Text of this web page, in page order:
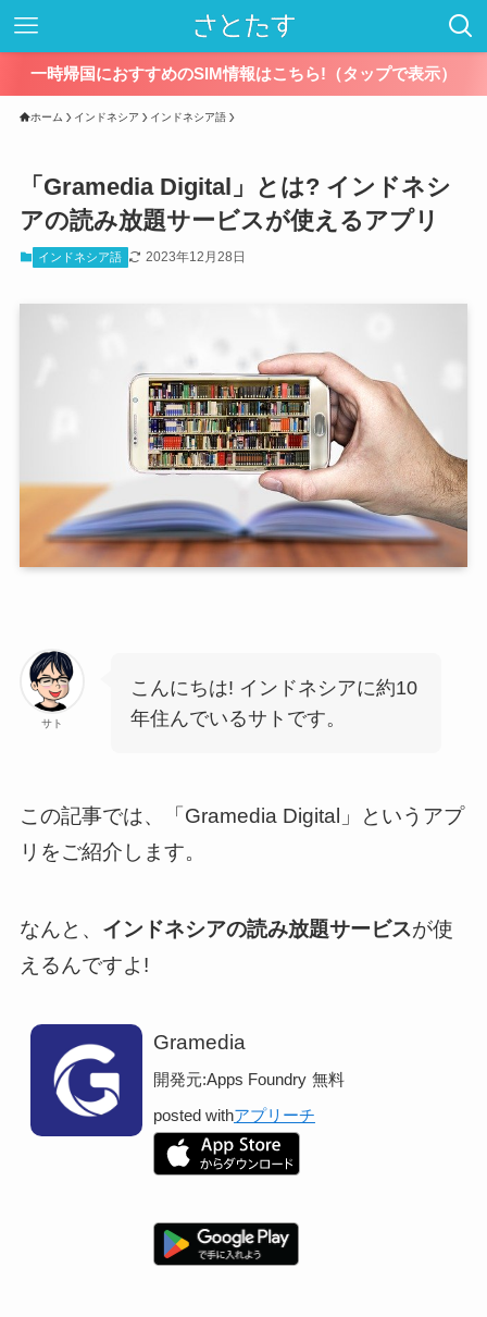
一時帰国におすすめのSIM情報はこちら!（タップで表示）
ホーム インドネシア インドネシア語
「Gramedia Digital」とは? インドネシ
アの読み放題サービスが使えるアプリ
インドネシア語 2023年12月28日
サト
こんにちは! インドネシアに約10
年住んでいるサトです。
この記事では、「Gramedia Digital」というアプ
リをご紹介します。
なんと、 インドネシアの読み放題サービスが使
えるんですよ!
Gramedia
開発元:Apps Foundry 無料
posted withアプリーチ